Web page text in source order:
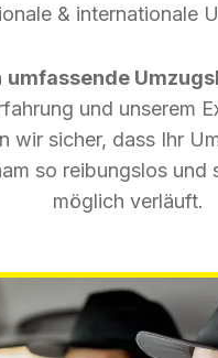
& internationale
umfassende
und unserem
wir sicher, dass Ihr
so reibungslos und
möglich verläuft.